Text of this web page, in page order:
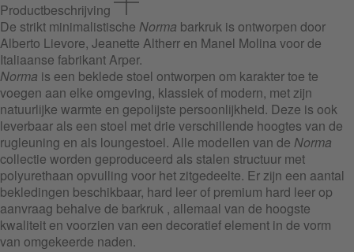
Productbeschrijving
De strikt minimalistische Norma barkruk is ontworpen door
Alberto Lievore, Jeanette Altherr en Manel Molina voor de
Italiaanse fabrikant Arper.
Norma is een beklede stoel ontworpen om karakter toe te
voegen aan elke omgeving, klassiek of modern, met zijn
natuurlijke warmte en gepolijste persoonlijkheid. Deze is ook
leverbaar als een stoel met drie verschillende hoogtes van de
rugleuning en als loungestoel. Alle modellen van de Norma
collectie worden geproduceerd als stalen structuur met
polyurethaan opvulling voor het zitgedeelte. Er zijn een aantal
bekledingen beschikbaar, hard leer of premium hard leer op
aanvraag behalve de barkruk , allemaal van de hoogste
kwaliteit en voorzien van een decoratief element in de vorm
van omgekeerde naden.